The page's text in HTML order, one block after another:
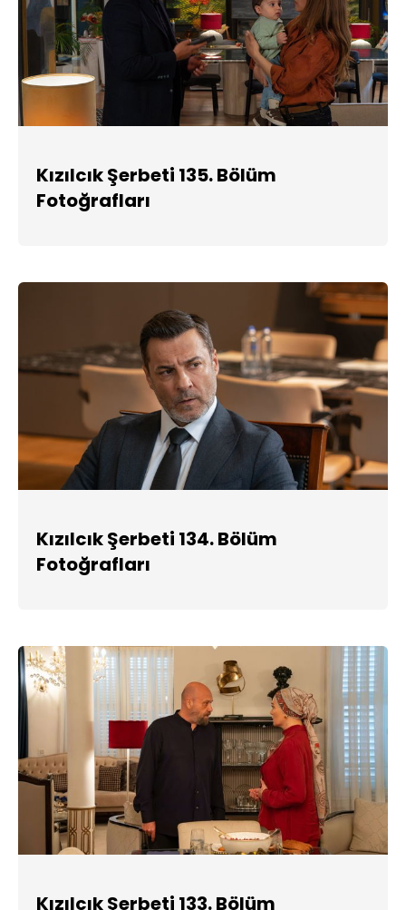
Kızılcık Şerbeti 135. Bölüm
Fotoğrafları
Kızılcık Şerbeti 134. Bölüm
Fotoğrafları
Kızılcık Şerbeti 133. Bölüm